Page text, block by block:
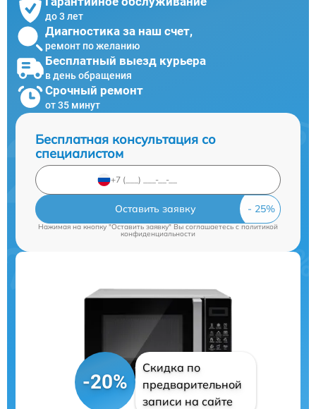
до 3 лет
Диагностика за наш счет,
ремонт по желанию
Бесплатный выезд курьера
в день обращения
Срочный ремонт
от 35 минут
Бесплатная консультация со
специалистом
Оставить заявку
Нажимая на кнопку "Оставить заявку" Вы соглашаетесь cполитикой
конфиденциальности
-20%
Скидка по
предварительной
записи на сайте